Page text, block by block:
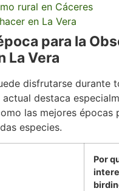
rural en Cáceres
en La Vera
para la
La Vera
disfrutarse durante
destaca
las mejores épocas
especies.
Por